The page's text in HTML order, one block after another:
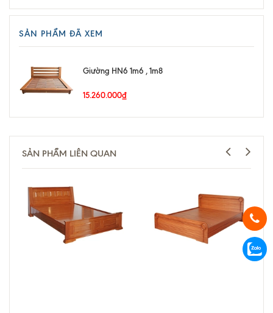
SẢN PHẨM ĐÃ XEM
Giường HN6 1m6 , 1m8
15.260.000₫
SẢN PHẨM LIÊN QUAN